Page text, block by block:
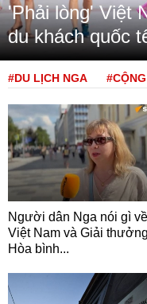
'Phải lòng' Việt
du khách quốc
#DU LỊCH NGA
Người dân Nga nói gì về
Việt Nam và Giải thưởng
Hòa bình...